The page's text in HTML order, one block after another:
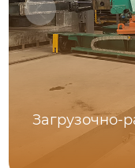
Загрузочно-